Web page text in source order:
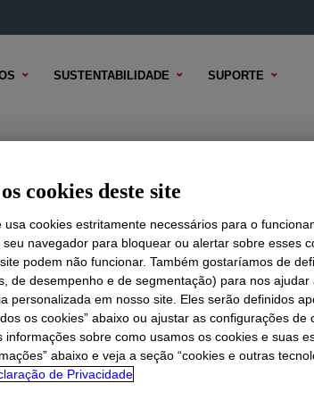
SUSTENTABILIDADE SUPORTE
TÉCNICO OPÇÕES DE AMOSTRA OPÇÕES DE
cookies deste site
usa cookies estritamente necessários para o
navegador para bloquear ou alertar sobre esses
podem não funcionar. Também gostaríamos de
de desempenho e de segmentação) para nos
personalizada em nosso site. Eles serão definidos
os cookies” abaixo ou ajustar as configurações de
informações sobre como usamos os cookies e suas
abaixo e veja a seção “cookies e outras
de Privacidade